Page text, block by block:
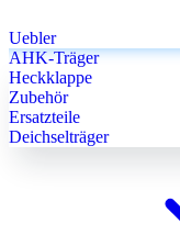
Uebler
AHK-Träger
Heckklappe
Zubehör
Ersatzteile
Deichselträger